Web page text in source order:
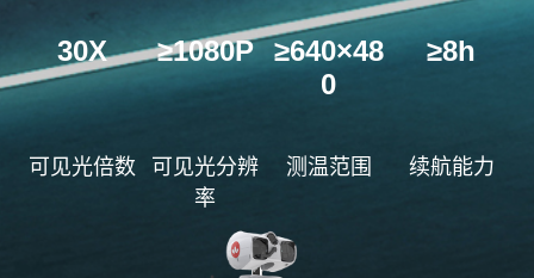
30X ≥1080P
≥640×48
0
≥8h
可见光倍数
可见光分辨
率
测温范围 续航能力